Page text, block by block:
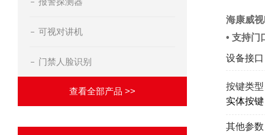
可视对讲机
门禁人脸识别
查看全部产品 >>
海康威
• 支持门
设备接口
按键类
实体按键
其他参数